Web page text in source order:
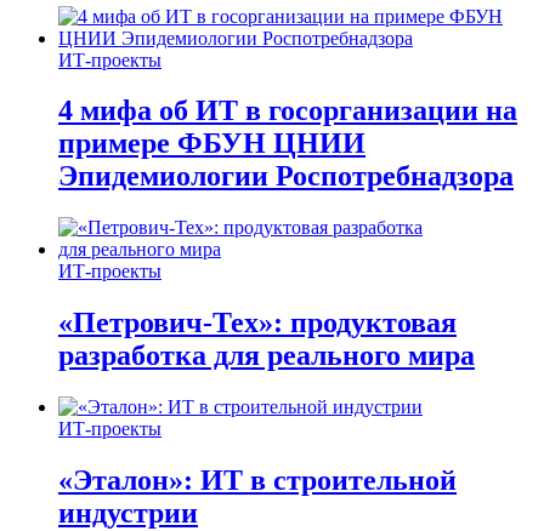
ИТ-проекты
4 мифа об ИТ в госорганизации на
примере ФБУН ЦНИИ
Эпидемиологии Роспотребнадзора
ИТ-проекты
«Петрович-Тех»: продуктовая
разработка для реального мира
ИТ-проекты
«Эталон»: ИТ в строительной
индустрии